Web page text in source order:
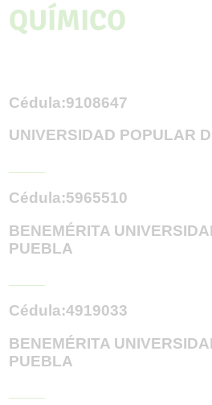
QUÍMICO
Cédula:9108647
UNIVERSIDAD POPULAR
Cédula:5965510
BENEMÉRITA
PUEBLA
Cédula:4919033
BENEMÉRITA
PUEBLA